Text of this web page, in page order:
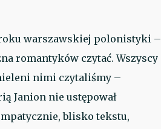
warszawskiej polonistyki –
romantyków czytać. Wszyscy
nimi czytaliśmy –
Janion nie ustępował
blisko tekstu,